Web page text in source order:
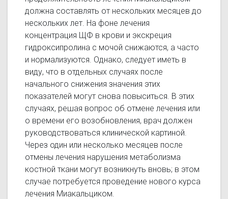
должна составлять от нескольких месяцев до
нескольких лет. На фоне лечения
концентрация ЩФ в крови и экскреция
гидроксипролина с мочой снижаются, а часто
и нормализуются. Однако, следует иметь в
виду, что в отдельных случаях после
начального снижения значения этих
показателей могут снова повыситься. В этих
случаях, решая вопрос об отмене лечения или
о времени его возобновления, врач должен
руководствоваться клинической картиной.
Через один или несколько месяцев после
отмены лечения нарушения метаболизма
костной ткани могут возникнуть вновь; в этом
случае потребуется проведение нового курса
лечения Миакальциком.